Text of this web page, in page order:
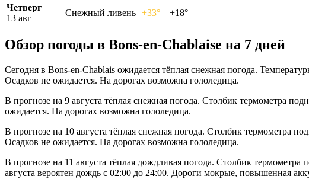
Четверг
13 авг
Снежный ливень +33° +18° — —
Обзор погоды в Bons-en-Chablaisе на 7 дней
Сегодня в Bons-en-Chablais ожидается тёплая снежная погода.
Осадков не ожидается. На дорогах возможна гололедица.
В прогнозе на 9 августа тёплая снежная погода. Столбик термометра
ожидается. На дорогах возможна гололедица.
В прогнозе на 10 августа тёплая снежная погода. Столбик термометра
Осадков не ожидается. На дорогах возможна гололедица.
В прогнозе на 11 августа тёплая дождливая погода. Столбик
августа вероятен дождь с 02:00 до 24:00. Дороги мокрые, повышенная